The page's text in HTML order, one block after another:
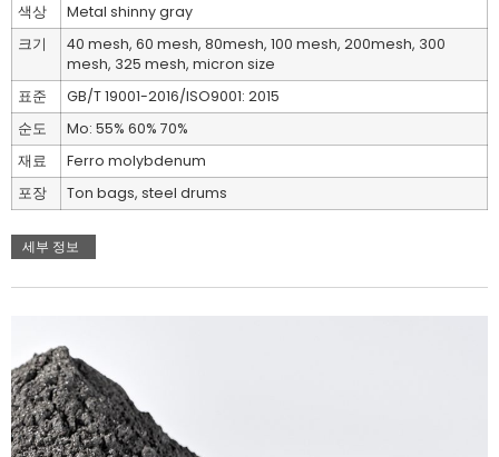
색상
Metal shinny gray
크기
40 mesh, 60 mesh, 80mesh, 100 mesh, 200mesh, 300
mesh, 325 mesh, micron size
표준
GB/T 19001-2016/ISO9001: 2015
순도
Mo: 55% 60% 70%
재료
Ferro molybdenum
포장
Ton bags, steel drums
세부 정보